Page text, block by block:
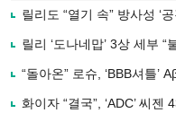
기
릴리도 “열기 속” 방사성 ‘
릴리 ‘도나네맙’ 3상 세부
“돌아온” 로슈, ‘BBB셔틀’
화이자 “결국”, ‘ADC’ 씨